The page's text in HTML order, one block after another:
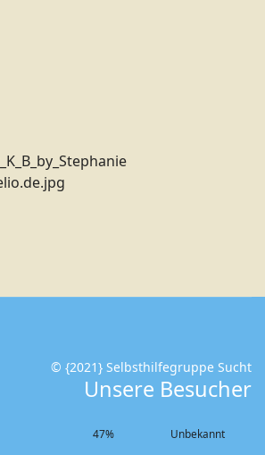
© {2021} Selbsthilfegruppe Sucht
Unsere Besucher
47% Unbekannt